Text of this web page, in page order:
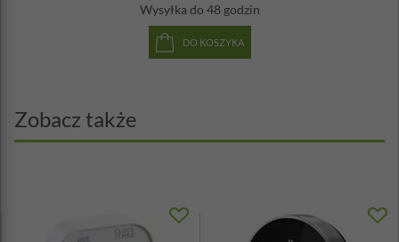
Wysyłka do 48 godzin
DO KOSZYKA
Zobacz także